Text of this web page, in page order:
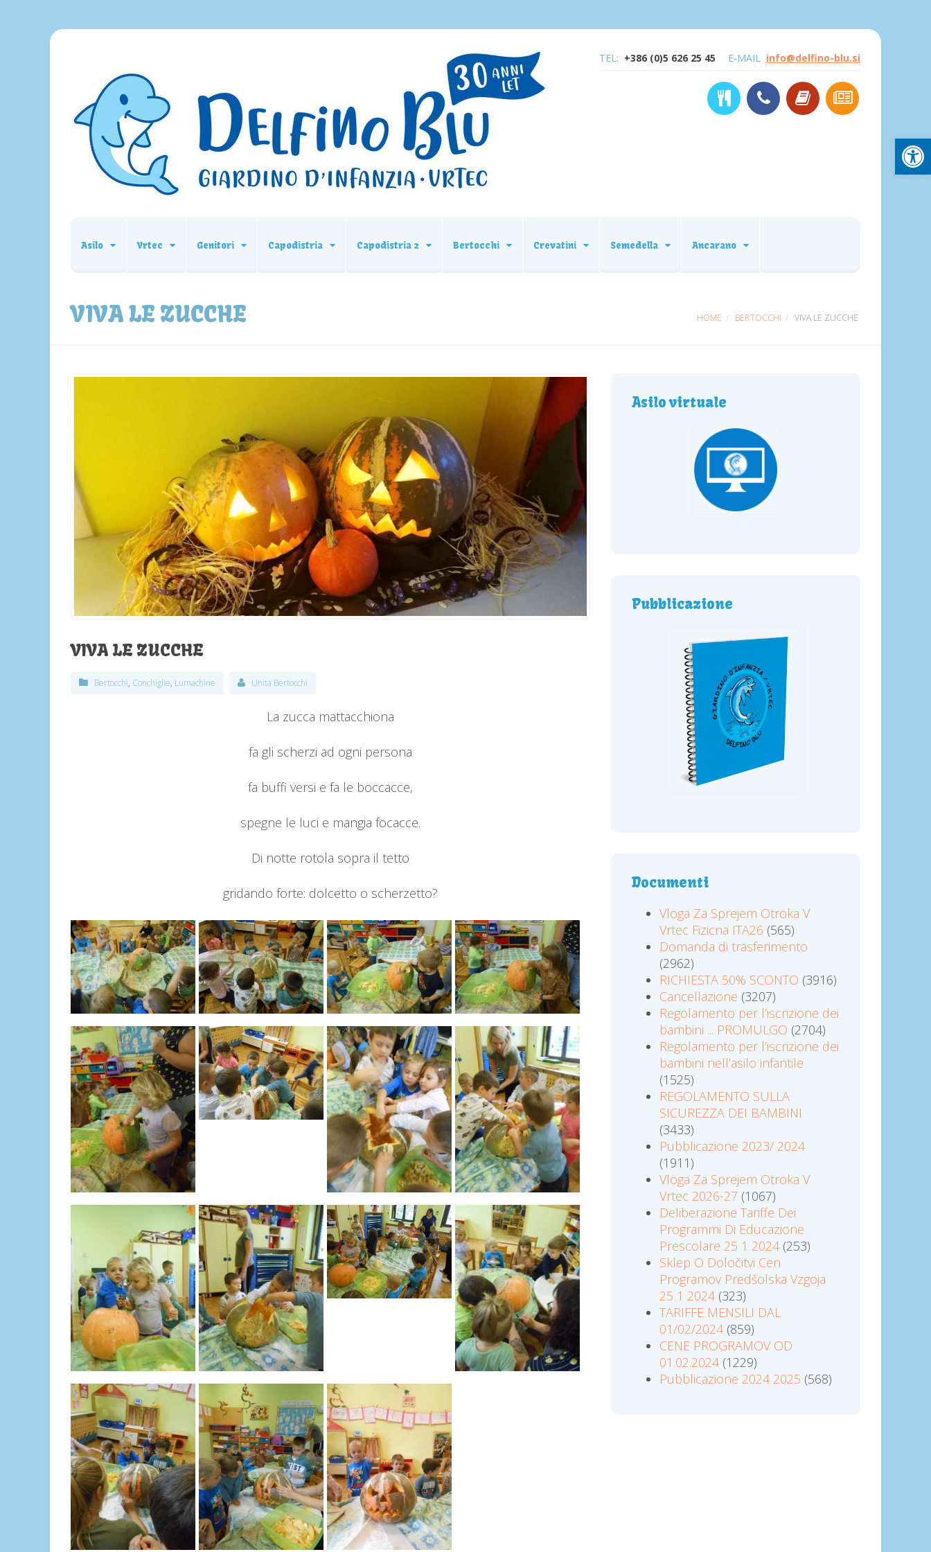
TEL: +386 (0)5 626 25 45 E-MAIL info@delfino-blu.si
Asilo Vrtec Genitori Capodistria Capodistria 2 Bertocchi Crevatini Semedella Ancarano
VIVA LE ZUCCHE HOME BERTOCCHI VIVA LE ZUCCHE
VIVA LE ZUCCHE
Bertocchi, Conchiglie, Lumachine Unita Bertocchi
La zucca mattacchiona
fa gli scherzi ad ogni persona
fa buffi versi e fa le boccacce,
spegne le luci e mangia focacce.
Di notte rotola sopra il tetto
gridando forte: dolcetto o scherzetto?
Asilo virtuale
Pubblicazione
Documenti
Vloga Za Sprejem Otroka V
Vrtec Fizicna ITA26 (565)
Domanda di trasferimento
(2962)
RICHIESTA 50% SCONTO (3916)
Cancellazione (3207)
Regolamento per l’iscrizione dei
bambini ... PROMULGO (2704)
Regolamento per l’iscrizione dei
bambini nell’asilo infantile
(1525)
REGOLAMENTO SULLA
SICUREZZA DEI BAMBINI
(3433)
Pubblicazione 2023/ 2024
(1911)
Vloga Za Sprejem Otroka V
Vrtec 2026-27 (1067)
Deliberazione Tariffe Dei
Programmi Di Educazione
Prescolare 25 1 2024(253)
Sklep O Določitvi Cen
Programov Predšolska Vzgoja
25 1 2024(323)
TARIFFE MENSILI DAL
01/02/2024(859)
CENE PROGRAMOV OD
01.02.2024(1229)
Pubblicazione 2024 2025 (568)